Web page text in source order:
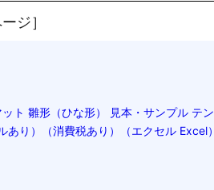
ジ］
ト 雛形（ひな形） 見本・サンプル テ
り）（消費税あり）（エクセル Excel）